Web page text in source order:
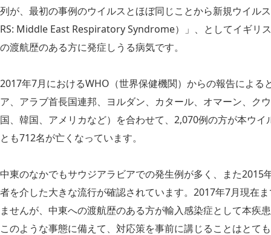
列が、最初の事例のウイルスとほぼ同じことから新規ウイル
RS: Middle East Respiratory Syndrome）」、としてイギリ
の渡航歴のある方に発症しうる病気です。
2017年7月におけるWHO（世界保健機関）からの報告による
ア、アラブ首長国連邦、ヨルダン、カタール、オマーン、ク
国、韓国、アメリカなど）を合わせて、2,070例の方が本ウ
とも712名が亡くなっています。
中東のなかでもサウジアラビアでの発生例が多く、また2015
者を介した大きな流行が確認されています。2017年7月現在
ませんが、中東への渡航歴のある方が輸入感染症として本疾
このような事態に備えて、対応策を事前に講じることはとて